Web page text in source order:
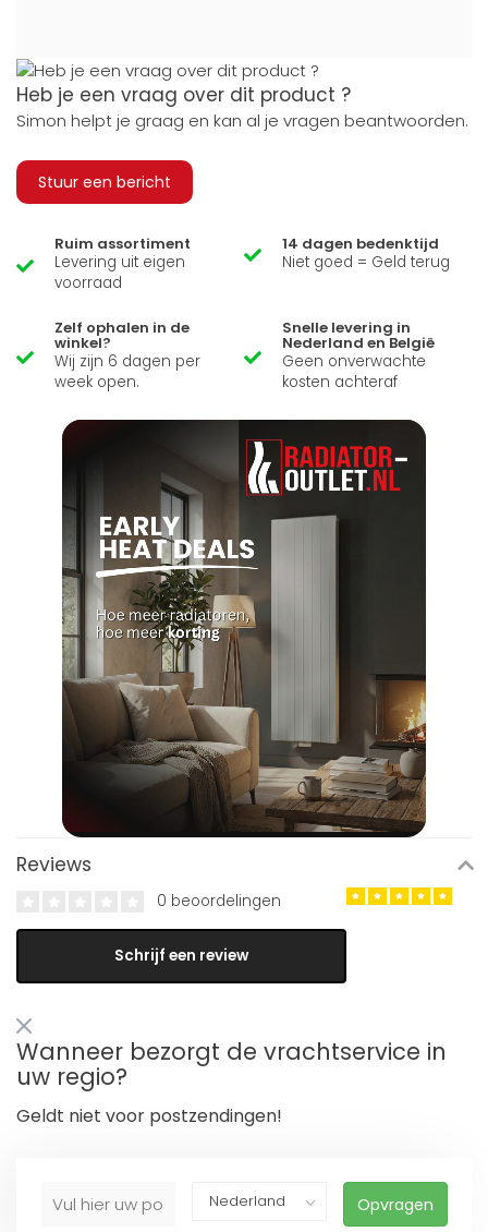
Heb je een vraag over dit product ?
Simon helpt je graag en kan al je vragen beantwoorden.
Stuur een bericht
Ruim assortiment
Levering uit eigen
voorraad
14 dagen bedenktijd
Niet goed = Geld terug
Zelf ophalen in de
winkel?
Wij zijn 6 dagen per
week open.
Snelle levering in
Nederland en België
Geen onverwachte
kosten achteraf
Reviews
0 beoordelingen
Schrijf een review
Wanneer bezorgt de vrachtservice in
uw regio?
Geldt niet voor postzendingen!
Opvragen